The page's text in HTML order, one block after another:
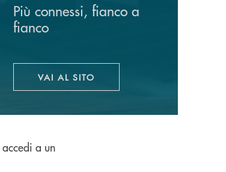
Più connessi, fianco a
fianco
VAI AL SITOAPRE UNA NUOVA FINESTRA
a un